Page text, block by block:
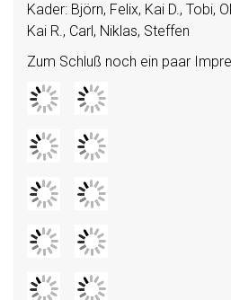
Kader: Björn, Felix, Kai D., Tobi,
Kai R., Carl, Niklas, Steffen
Zum Schluß noch ein paar